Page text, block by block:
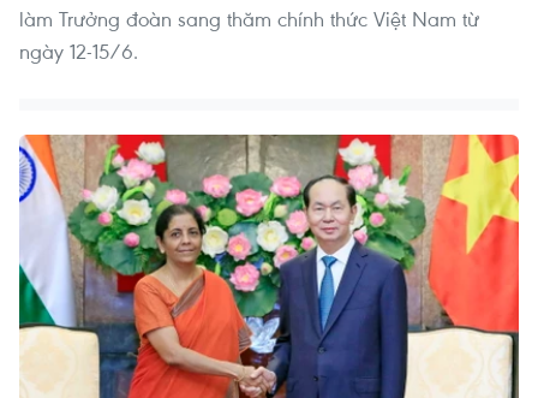
làm Trưởng đoàn sang thăm chính thức Việt Nam từ
ngày 12-15/6.